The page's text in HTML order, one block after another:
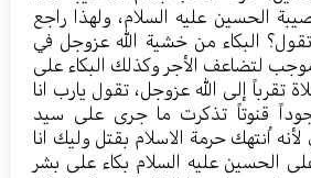
الحسین علیه السلام، ولهذا راجع
تقول؟ البکاء من خشیة الله عزوجل في
لتضاعف الأجر وکذلك البکاء علی
تقرباً إلی الله عزوجل، تقول یارب انا
قنوتاً تذکرت ما جری علی سید
اُنتهك حرمة الاسلام بقتل ولیك انا
الحسین علیه السلام بکاء علی بشر